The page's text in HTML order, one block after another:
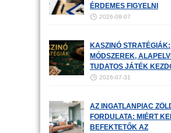
ÉRDEMES FIGYELNI
2026-08-07
KASZINÓ STRATÉGIÁK:
MÓDSZEREK,
TUDATOS JÁTÉK
2026-07-31
AZ INGATLANPIAC
FORDULATA: MIÉRT
BEFEKTETŐK AZ